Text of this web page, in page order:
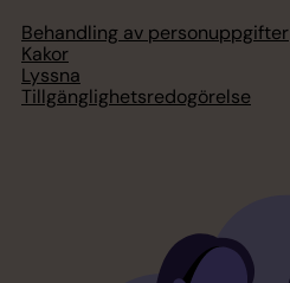
Behandling av personuppgifter
Kakor
Lyssna
Tillgänglighetsredogörelse